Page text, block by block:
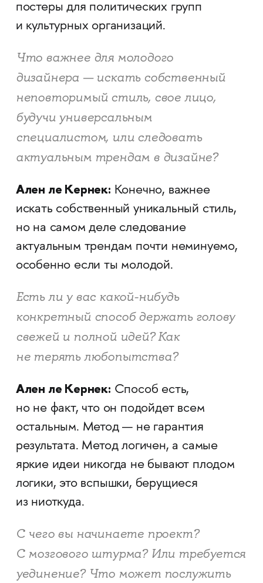
постеры для политических групп
и культурных организаций.
Что важнее для молодого
дизайнера — искать собственный
неповторимый стиль, свое лицо,
будучи универсальным
специалистом, или следовать
актуальным трендам в дизайне?
Ален ле Кернек: Конечно, важнее
искать собственный уникальный стиль,
но на самом деле следование
актуальным трендам почти неминуемо,
особенно если ты молодой.
Есть ли у вас какой-нибудь
конкретный способ держать голову
свежей и полной идей? Как
не терять любопытства?
Ален ле Кернек: Способ есть,
но не факт, что он подойдет всем
остальным. Метод — не гарантия
результата. Метод логичен, а самые
яркие идеи никогда не бывают плодом
логики, это вспышки, берущиеся
из ниоткуда.
С чего вы начинаете проект?
С мозгового штурма? Или требуется
уединение? Что может послужить